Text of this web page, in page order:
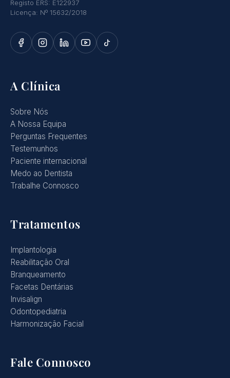
Registo ERS: E122937
Licença: Nº 15632/2018
A Clínica
Sobre Nós
A Nossa Equipa
Perguntas Frequentes
Testemunhos
Paciente internacional
Medo ao Dentista
Trabalhe Connosco
Tratamentos
Implantologia
Reabilitação Oral
Branqueamento
Facetas Dentárias
Invisalign
Odontopediatria
Harmonização Facial
Fale Connosco